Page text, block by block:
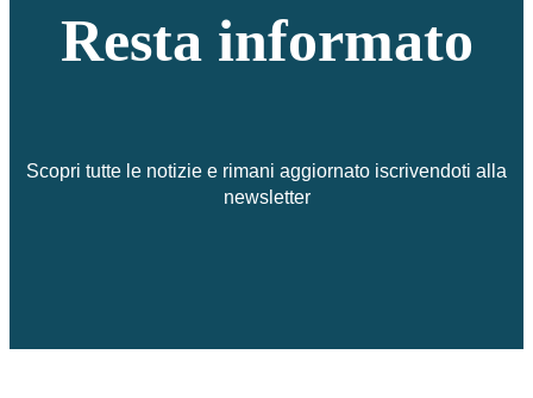
Resta informato
Scopri tutte le notizie e rimani aggiornato iscrivendoti alla
newsletter